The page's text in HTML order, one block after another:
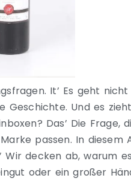
It’ Es geht
Geschichte. Und es
Das’ Die Frage,
passen. In diesem
Wir decken ab, warum
oder ein großer